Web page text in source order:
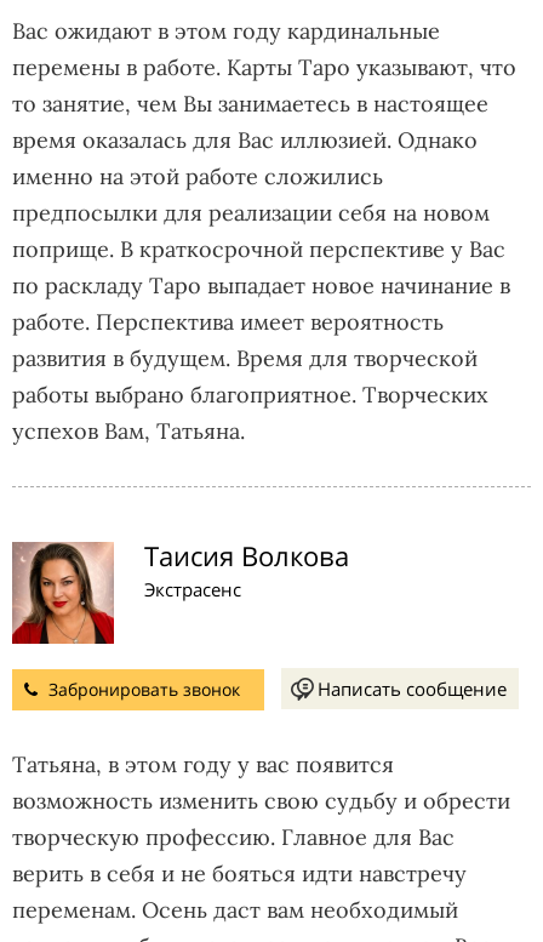
Вас ожидают в этом году кардинальные
перемены в работе. Карты Таро указывают, что
то занятие, чем Вы занимаетесь в настоящее
время оказалась для Вас иллюзией. Однако
именно на этой работе сложились
предпосылки для реализации себя на новом
поприще. В краткосрочной перспективе у Вас
по раскладу Таро выпадает новое начинание в
работе. Перспектива имеет вероятность
развития в будущем. Время для творческой
работы выбрано благоприятное. Творческих
успехов Вам, Татьяна.
Таисия Волкова
Экстрасенс
Забронировать звонок Написать сообщение
Татьяна, в этом году у вас появится
возможность изменить свою судьбу и обрести
творческую профессию. Главное для Вас
верить в себя и не бояться идти навстречу
переменам. Осень даст вам необходимый